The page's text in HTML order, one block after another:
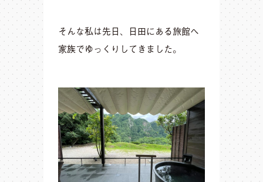
そんな私は先日、日田にある旅館へ
家族でゆっくりしてきました。